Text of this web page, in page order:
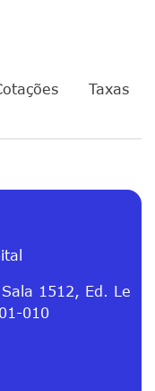
Taxas
1512, Ed. Le
010